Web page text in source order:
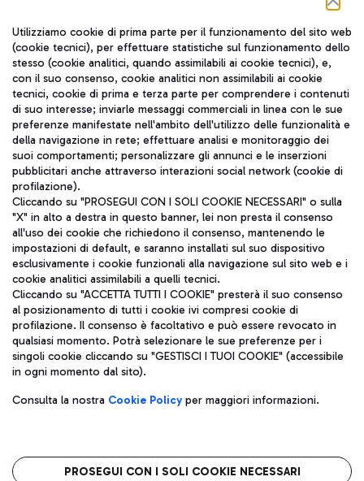
Seguici sui social
TRAVEL JOURNAL
ITA
Aeroporti di Roma S.p.A. - Società soggetta a direzione e
coordinamento di Mundys S.p.A.
Codice fiscale e Registro delle Imprese di Roma 13032990155 P.
IVA 06572251004
Capitale sociale 62.224.743,00 int. vers.
Sede legale: Via Pier Paolo Racchetti 1 - 00054 Fiumicino (RM)
telefono +39 06 65951
Privacy policy
Note legali
Roma FCO
L'aeroporto stellato
Utilizziamo cookie di prima parte per il funzionamento del sito web
(cookie tecnici), per effettuare statistiche sul funzionamento dello
stesso (cookie analitici, quando assimilabili ai cookie tecnici), e,
con il suo consenso, cookie analitici non assimilabili ai cookie
tecnici, cookie di prima e terza parte per comprendere i contenuti
di suo interesse; inviarle messaggi commerciali in linea con le sue
preferenze manifestate nell'ambito dell'utilizzo delle funzionalità e
della navigazione in rete; effettuare analisi e monitoraggio dei
suoi comportamenti; personalizzare gli annunci e le inserzioni
pubblicitari anche attraverso interazioni social network (cookie di
profilazione).
Cliccando su "PROSEGUI CON I SOLI COOKIE NECESSARI" o sulla
"X" in alto a destra in questo banner, lei non presta il consenso
all'uso dei cookie che richiedono il consenso, mantenendo le
impostazioni di default, e saranno installati sul suo dispositivo
esclusivamente i cookie funzionali alla navigazione sul sito web e i
cookie analitici assimilabili a quelli tecnici.
Cliccando su "ACCETTA TUTTI I COOKIE" presterà il suo consenso
al posizionamento di tutti i cookie ivi compresi cookie di
profilazione. Il consenso è facoltativo e può essere revocato in
qualsiasi momento. Potrà selezionare le sue preferenze per i
singoli cookie cliccando su "GESTISCI I TUOI COOKIE" (accessibile
in ogni momento dal sito).
Consulta la nostra Cookie Policyper maggiori informazioni.
PROSEGUI CON I SOLI COOKIE NECESSARI